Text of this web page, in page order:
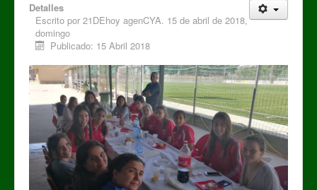
Detalles
Escrito por 21DEhoy agenCYA. 15 de abril de 2018,
domingo
Publicado: 15 Abril 2018